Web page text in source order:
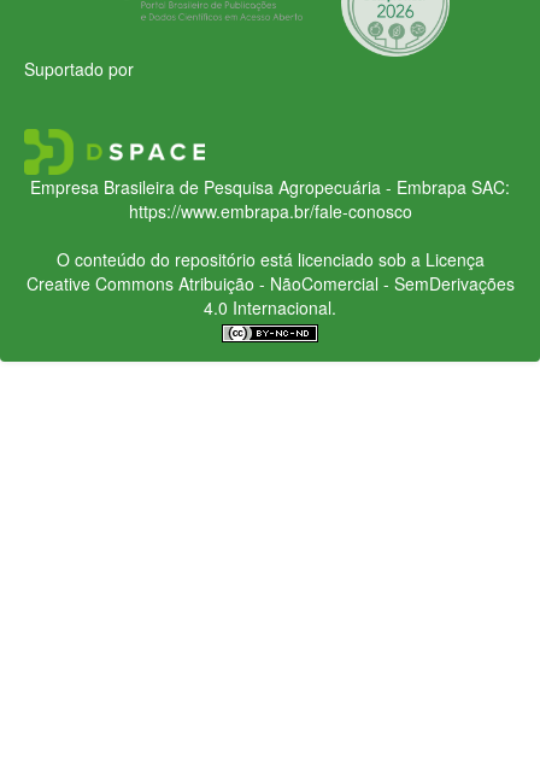
Suportado por
Empresa Brasileira de Pesquisa Agropecuária - Embrapa SAC:
https://www.embrapa.br/fale-conosco
O conteúdo do repositório está licenciado sob a Licença
Creative CommonsAtribuição - NãoComercial - SemDerivações
4.0 Internacional.